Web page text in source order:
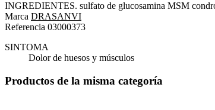
INGREDIENTES. sulfato de glucosamina MSM
Marca DRASANVI
Referencia 03000373
SINTOMA
Dolor de huesos y músculos
Productos de la misma categoría